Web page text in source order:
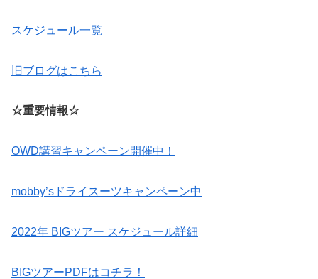
スケジュール一覧
旧ブログはこちら
☆重要情報☆
OWD講習キャンペーン開催中！
mobby’sドライスーツキャンペーン中
2022年 BIGツアー スケジュール詳細
BIGツアーPDFはコチラ！